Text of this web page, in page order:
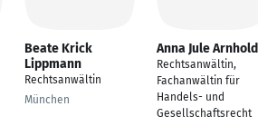
Beate Krick
Lippmann
Rechtsanwältin
München
Anna Jule Arnhold
Rechtsanwältin,
Fachanwältin für
Handels- und
Gesellschaftsrecht